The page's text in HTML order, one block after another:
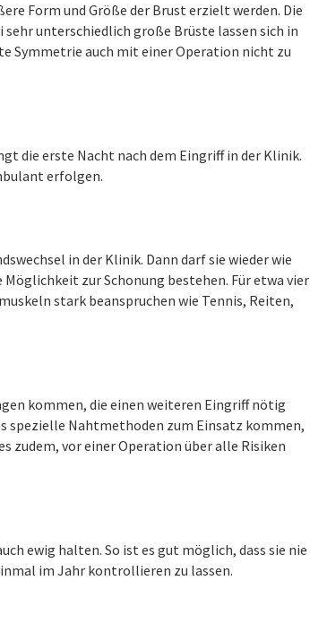
Form und Größe der Brust erzielt werden. Die
unterschiedlich große Brüste lassen sich in
Symmetrie auch mit einer Operation nicht zu
die erste Nacht nach dem Eingriff in der Klinik.
erfolgen.
in der Klinik. Dann darf sie wieder wie
zur Schonung bestehen. Für etwa vier
stark beanspruchen wie Tennis, Reiten,
kommen, die einen weiteren Eingriff nötig
spezielle Nahtmethoden zum Einsatz kommen,
zudem, vor einer Operation über alle Risiken
ewig halten. So ist es gut möglich, dass sie nie
im Jahr kontrollieren zu lassen.